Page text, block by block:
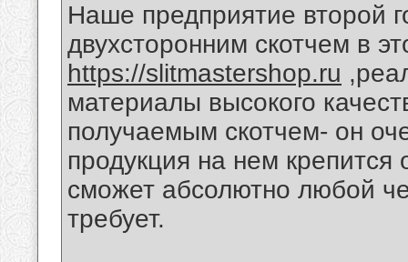
Наше предприятие второй
двухсторонним скотчем в
https://slitmastershop.ru
материалы высокого
получаемым скотчем- он
продукция на нем
сможет абсолютно любой
требует.